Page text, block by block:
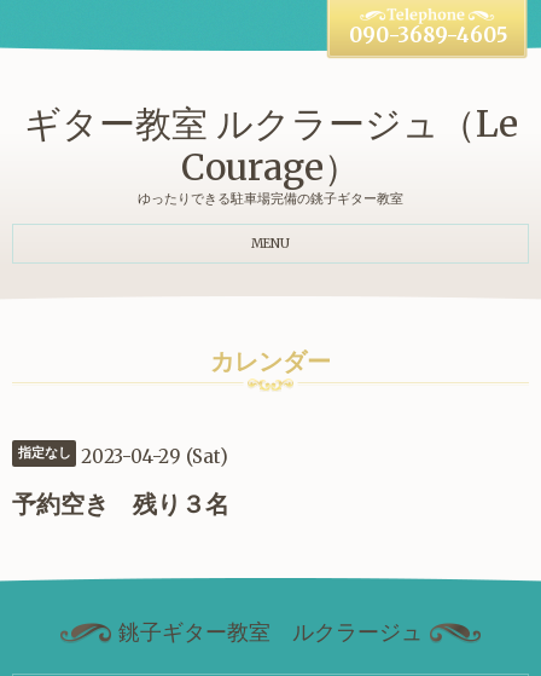
ギター教室 ルクラージュ（Le
Courage）
ゆったりできる駐車場完備の銚子ギター教室
090-3689-4605
MENU
カレンダー
指定なし 2023-04-29 (Sat)
予約空き 残り３名
銚子ギター教室 ルクラージュ